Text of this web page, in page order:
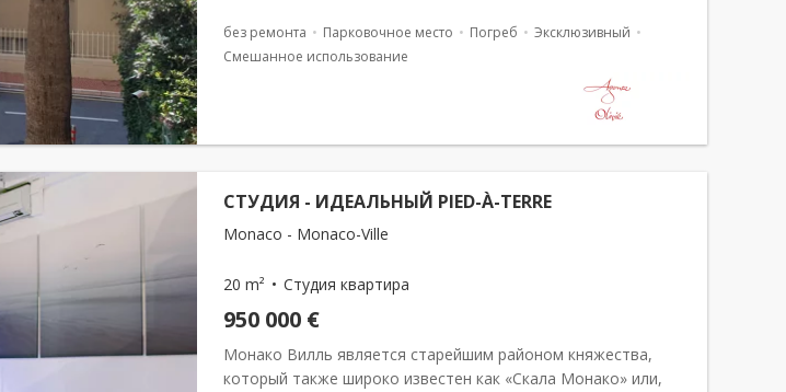
без ремонта Парковочное место Погреб
Эксклюзивный
Смешанное использование
СТУДИЯ - ИДЕАЛЬНЫЙ PIED-À-TERRE
Monaco - Monaco-Ville
20 m² Студия квартира
950 000 €
Монако Вилль является старейшим районом княжества,
который также широко известен как «Скала Монако» или,